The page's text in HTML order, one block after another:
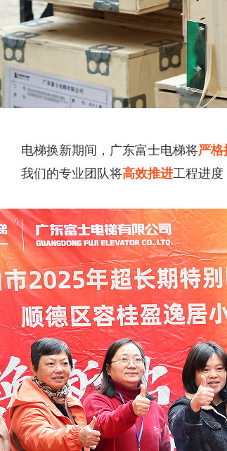
电梯换新期间，广东富士电梯将严格
我们的专业团队将高效推进工程进度